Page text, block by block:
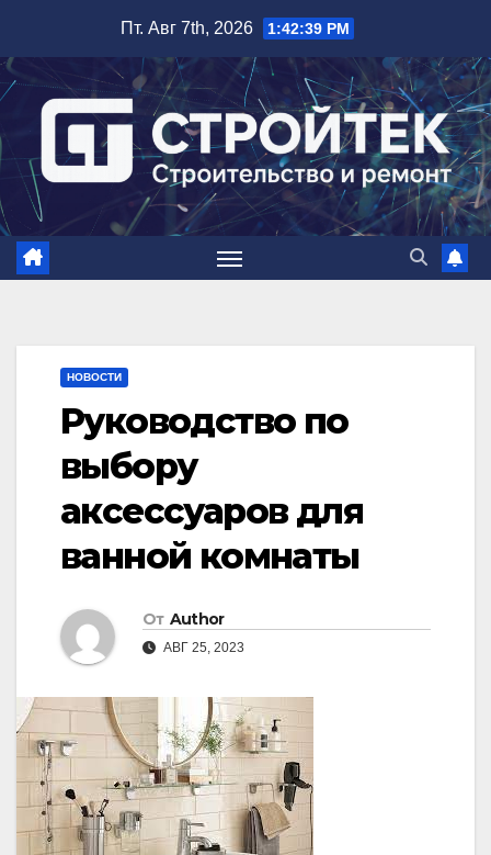
содержимому
Пт. Авг 7th, 2026 1:42:40 PM
НОВОСТИ
Руководство по
выбору
аксессуаров для
ванной комнаты
От Author
АВГ 25, 2023